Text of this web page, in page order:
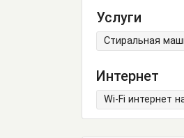
Услуги
Стиральная
Интернет
Wi-Fi интернет